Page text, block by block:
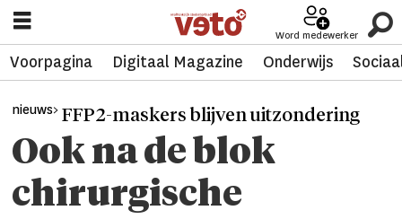
Word medewerker
Voorpagina Digitaal Magazine Onderwijs
nieuws> FFP2-maskers blijven uitzondering
Ook na de blok
chirurgische